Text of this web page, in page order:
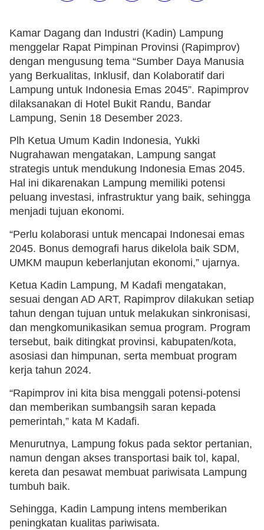
Kamar Dagang dan Industri (Kadin) Lampung
menggelar Rapat Pimpinan Provinsi (Rapimprov)
dengan mengusung tema “Sumber Daya Manusia
yang Berkualitas, Inklusif, dan Kolaboratif dari
Lampung untuk Indonesia Emas 2045”. Rapimprov
dilaksanakan di Hotel Bukit Randu, Bandar
Lampung, Senin 18 Desember 2023.
Plh Ketua Umum Kadin Indonesia, Yukki
Nugrahawan mengatakan, Lampung sangat
strategis untuk mendukung Indonesia Emas 2045.
Hal ini dikarenakan Lampung memiliki potensi
peluang investasi, infrastruktur yang baik, sehingga
menjadi tujuan ekonomi.
“Perlu kolaborasi untuk mencapai Indonesai emas
2045. Bonus demografi harus dikelola baik SDM,
UMKM maupun keberlanjutan ekonomi,” ujarnya.
Ketua Kadin Lampung, M Kadafi mengatakan,
sesuai dengan AD ART, Rapimprov dilakukan setiap
tahun dengan tujuan untuk melakukan sinkronisasi,
dan mengkomunikasikan semua program. Program
tersebut, baik ditingkat provinsi, kabupaten/kota,
asosiasi dan himpunan, serta membuat program
kerja tahun 2024.
“Rapimprov ini kita bisa menggali potensi-potensi
dan memberikan sumbangsih saran kepada
pemerintah,” kata M Kadafi.
Menurutnya, Lampung fokus pada sektor pertanian,
namun dengan akses transportasi baik tol, kapal,
kereta dan pesawat membuat pariwisata Lampung
tumbuh baik.
Sehingga, Kadin Lampung intens memberikan
peningkatan kualitas pariwisata.